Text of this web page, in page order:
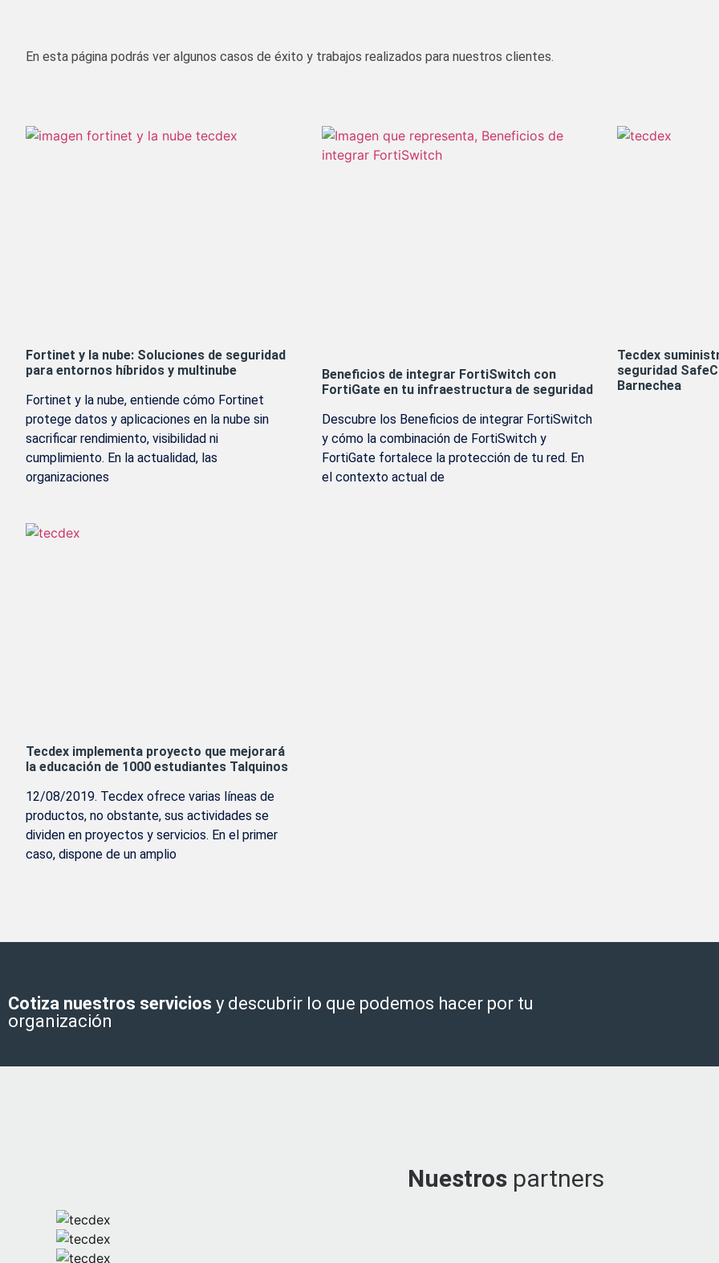
En esta página podrás ver algunos casos de éxito y trabajos realizados para nuestros clientes.
Fortinet y la nube: Soluciones de seguridad
para entornos híbridos y multinube
Fortinet y la nube, entiende cómo Fortinet
protege datos y aplicaciones en la nube sin
sacrificar rendimiento, visibilidad ni
cumplimiento. En la actualidad, las
organizaciones
Beneficios de integrar FortiSwitch con
FortiGate en tu infraestructura de seguridad
Descubre los Beneficios de integrar FortiSwitch
y cómo la combinación de FortiSwitch y
FortiGate fortalece la protección de tu red. En
el contexto actual de
Tecdex
seguridad
Barnechea
Tecdex implementa proyecto que mejorará
la educación de 1000 estudiantes Talquinos
12/08/2019. Tecdex ofrece varias líneas de
productos, no obstante, sus actividades se
dividen en proyectos y servicios. En el primer
caso, dispone de un amplio
Cotiza nuestros servicios y descubrir lo que podemos hacer por tu
organización
Nuestrospartners